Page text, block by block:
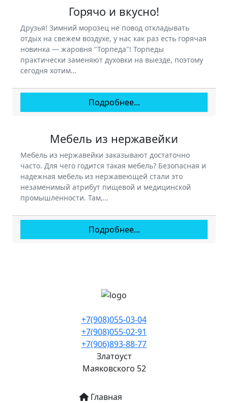
Горячо и вкусно!
Друзья! Зимний морозец не повод откладывать
отдых на свежем воздухе, у нас как раз есть горячая
новинка — жаровня "Торпеда"! Торпеды
практически заменяют духовки на выезде, поэтому
сегодня хотим…
Подробнее...
Мебель из нержавейки
Мебель из нержавейки заказывают достаточно
часто. Для чего годится такая мебель? Безопасная и
надежная мебель из нержавеющей стали это
незаменимый атрибут пищевой и медицинской
промышленности. Там,…
Подробнее...
+7(908)055-03-04
+7(908)055-02-91
+7(906)893-88-77
Златоуст
Маяковского 52
Основная навигация
Главная